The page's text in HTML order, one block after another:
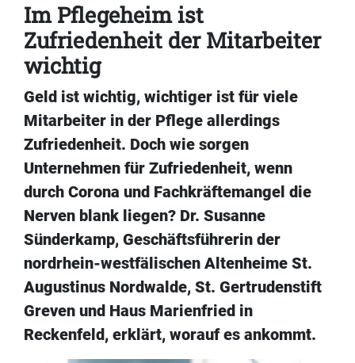
Im Pflegeheim ist
Zufriedenheit der Mitarbeiter
wichtig
Geld ist wichtig, wichtiger ist für viele
Mitarbeiter in der Pflege allerdings
Zufriedenheit. Doch wie sorgen
Unternehmen für Zufriedenheit, wenn
durch Corona und Fachkräftemangel die
Nerven blank liegen? Dr. Susanne
Sünderkamp, Geschäftsführerin der
nordrhein-westfälischen Altenheime St.
Augustinus Nordwalde, St. Gertrudenstift
Greven und Haus Marienfried in
Reckenfeld, erklärt, worauf es ankommt.